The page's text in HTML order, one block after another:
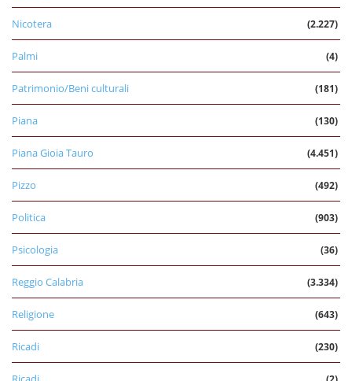
Nicotera (2.227)
Palmi (4)
Patrimonio/Beni culturali (181)
Piana (130)
Piana Gioia Tauro (4.451)
Pizzo (492)
Politica (903)
Psicologia (36)
Reggio Calabria (3.334)
Religione (643)
Ricadi (230)